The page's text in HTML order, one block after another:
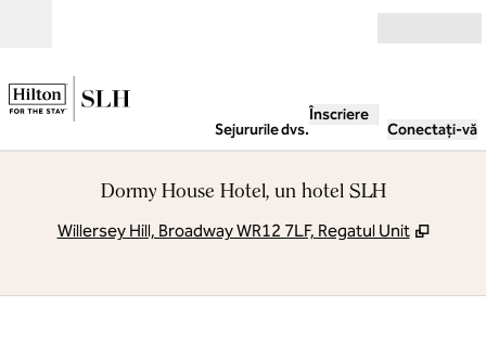
Sejururile dvs.
Înscriere
Conectați-vă
Dormy House Hotel, un hotel SLH
Willersey Hill, Broadway WR12 7LF, Regatul Unit ,